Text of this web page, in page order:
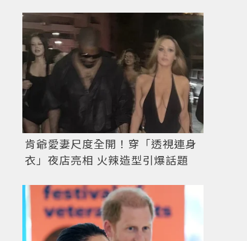
SWATCH全球CEO、Alain Villard (右) 分享這些年來
肯爺愛妻尺度全開！穿「透視連身
衣」夜店亮相 火辣造型引爆話題